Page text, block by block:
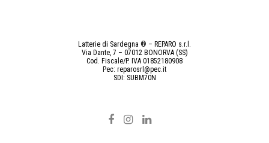
Latterie di Sardegna ® – REPARO s.r.l.
Via Dante, 7 – 07012 BONORVA (SS)
Cod. Fiscale/P. IVA 01852180908
Pec: reparosrl@pec.it
SDI: SUBM70N